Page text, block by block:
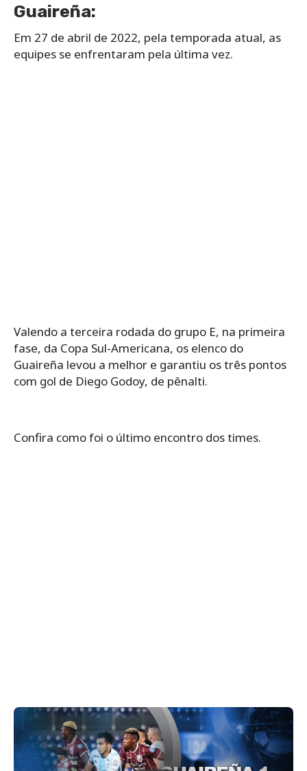
Guaireña:
Em 27 de abril de 2022, pela temporada atual, as
equipes se enfrentaram pela última vez.
Valendo a terceira rodada do grupo E, na primeira
fase, da Copa Sul-Americana, os elenco do
Guaireña levou a melhor e garantiu os três pontos
com gol de Diego Godoy, de pênalti.
Confira como foi o último encontro dos times.